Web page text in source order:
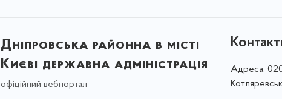
Дніпровська районна в місті
Києві державна адміністрація
офіційний вебпортал
Адреса: